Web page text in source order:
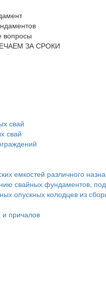
вопросы
ЗА СРОКИ
свай
свай
емкостей различного
свайных фундаментов,
опускных колодцев из
и причалов